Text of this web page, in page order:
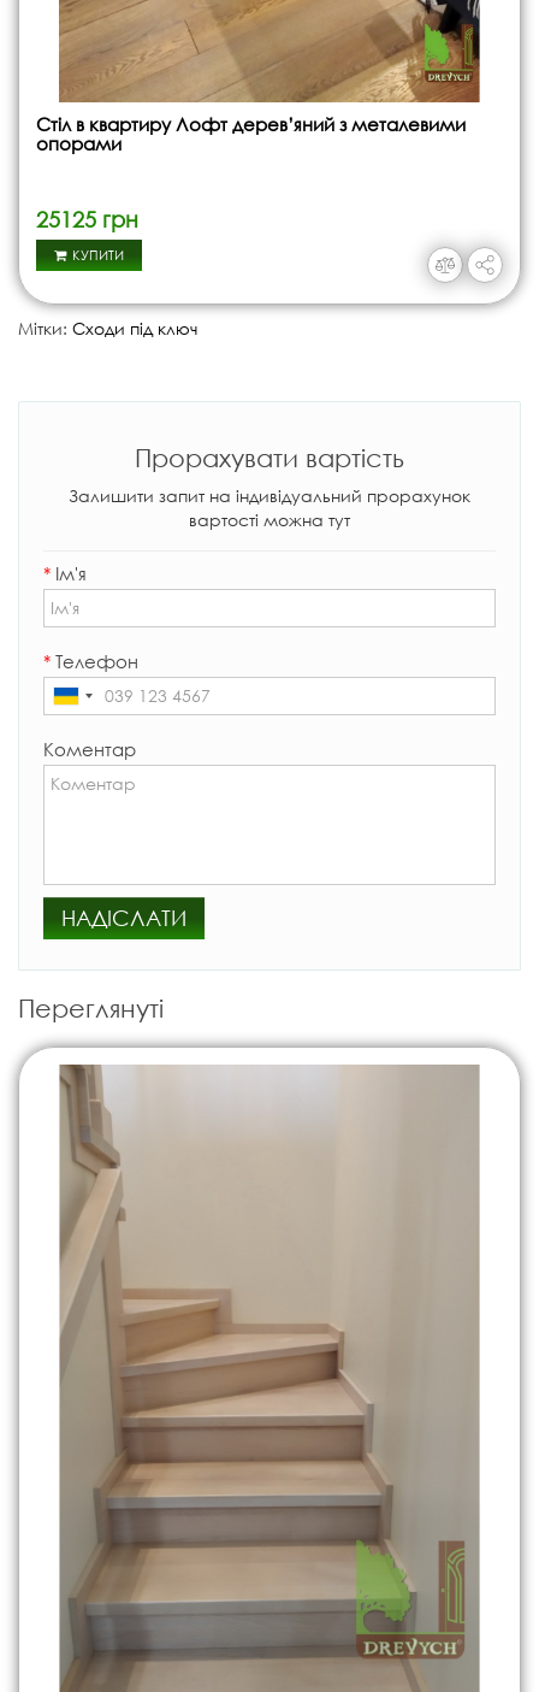
Стіл в квартиру Лофт дерев’яний з металевими
опорами
25125 грн
КУПИТИ
Мітки: Сходи під ключ
Прорахувати вартість
Залишити запит на індивідуальний прорахунок
вартості можна тут
* Ім'я
* Телефон
Коментар
НАДІСЛАТИ
Переглянуті